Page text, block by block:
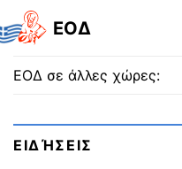
EOΔ
ΕΟΔ σε άλλες χώρες:
ΕΙΔΉΣΕΙΣ